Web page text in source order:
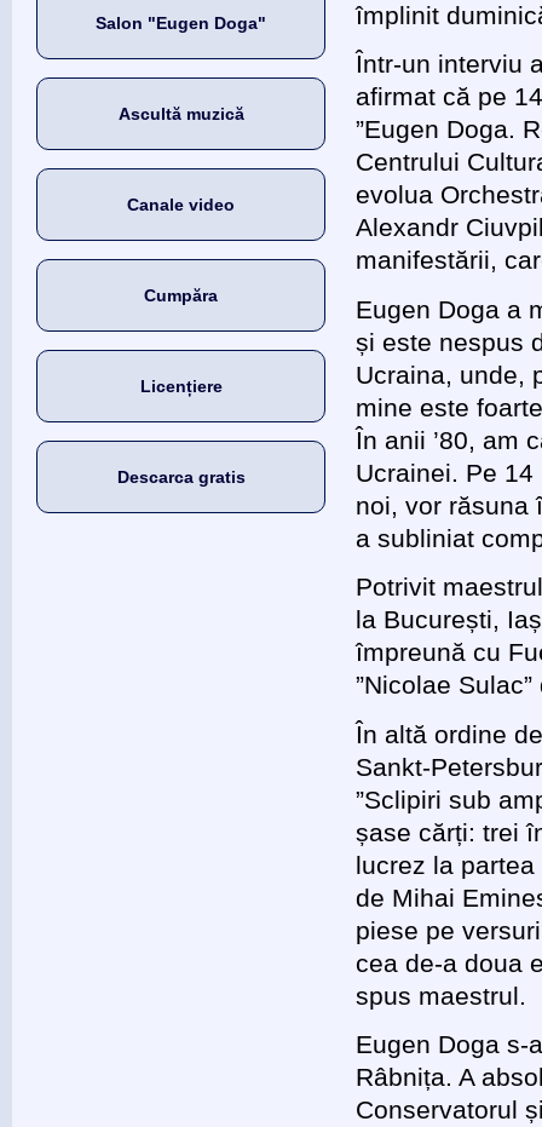
Salon "Eugen Doga"
Ascultă muzică
Canale video
Cumpăra
Licențiere
Descarca gratis
împlinit
Într-un interviu
afirmat că pe
”Eugen Doga.
Centrului
evolua
Alexandr
manifestării,
Eugen Doga a
și este nespus
Ucraina, unde,
mine este
În anii ’80, am
Ucrainei. Pe
noi, vor răsuna
a subliniat
Potrivit
la București,
împreună cu
”Nicolae
În altă ordine
Sankt-
”Sclipiri sub
șase cărți: trei
lucrez la
de Mihai
piese pe
cea de-a doua
spus maestrul.
Eugen Doga s-
Râbnița. A
Conservatorul